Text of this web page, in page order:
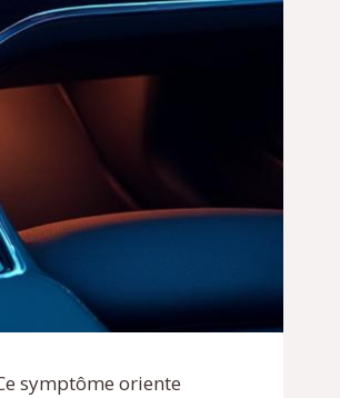
symptôme oriente